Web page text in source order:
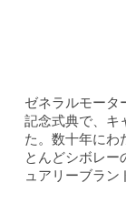
ゼネラルモータ
記念式典で、キ
た。数十年にわ
とんどシボレー
ュアリーブラン